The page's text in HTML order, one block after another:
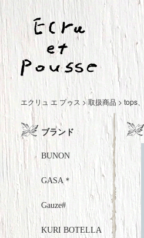
エクリュ エ プゥス >取扱商品 > tops
ブランド
BUNON
GASA＊
Gauze#
KURI BOTELLA